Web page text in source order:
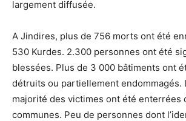
largement diffusée.
A Jindires, plus de 756 morts ont été
530 Kurdes. 2.300 personnes ont été
blessées. Plus de 3 000 bâtiments ont
détruits ou partiellement endommagés.
majorité des victimes ont été enterrées
communes. Peu de personnes dont